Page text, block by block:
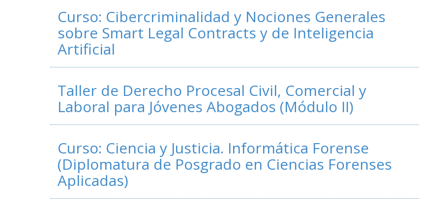
Curso: Cibercriminalidad y Nociones Generales
sobre Smart Legal Contracts y de Inteligencia
Artificial
Taller de Derecho Procesal Civil, Comercial y
Laboral para Jóvenes Abogados (Módulo II)
Curso: Ciencia y Justicia. Informática Forense
(Diplomatura de Posgrado en Ciencias Forenses
Aplicadas)